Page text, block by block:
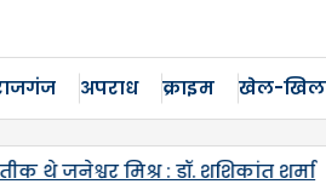
अपराध क्राइम खेल-
*धर्मनिरपेक्ष राजनेता थे जनेश्वर मिश्र-